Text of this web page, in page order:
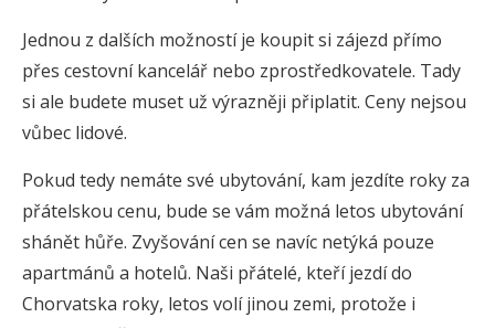
Jednou z dalších možností je koupit si zájezd přímo
přes cestovní kancelář nebo zprostředkovatele. Tady
si ale budete muset už výrazněji připlatit. Ceny nejsou
vůbec lidové.
Pokud tedy nemáte své ubytování, kam jezdíte roky za
přátelskou cenu, bude se vám možná letos ubytování
shánět hůře. Zvyšování cen se navíc netýká pouze
apartmánů a hotelů. Naši přátelé, kteří jezdí do
Chorvatska roky, letos volí jinou zemi, protože i